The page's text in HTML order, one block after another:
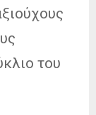
του